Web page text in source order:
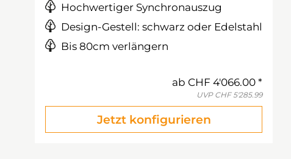
Hochwertiger Synchronauszug
Design-Gestell: schwarz oder Edelstahl
Bis 80cm verlängern
ab CHF 4'066.00
UVP CHF 5'285.99
Jetzt konfigurieren